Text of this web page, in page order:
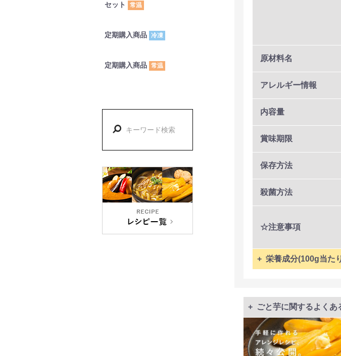
セット
常温
定期購入商品 冷凍
定期購入商品 常温
原材料名
アレルギー情報
内容量
賞味期限
保存方法
殺菌方法
☆注意事項
栄養成分(100g当た
ごと芋に関するよくあ